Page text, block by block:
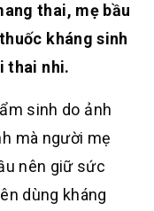
thai, mẹ bầu
kháng sinh
thai nhi.
sinh do ảnh
mà người mẹ
nên giữ sức
dùng kháng